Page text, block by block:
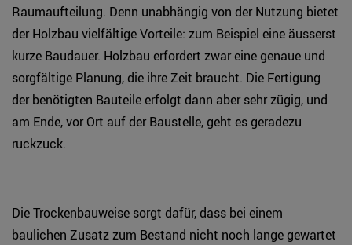
Raumaufteilung. Denn unabhängig von der Nutzung bietet
der Holzbau vielfältige Vorteile: zum Beispiel eine äusserst
kurze Baudauer. Holzbau erfordert zwar eine genaue und
sorgfältige Planung, die ihre Zeit braucht. Die Fertigung
der benötigten Bauteile erfolgt dann aber sehr zügig, und
am Ende, vor Ort auf der Baustelle, geht es geradezu
ruckzuck.
Die Trockenbauweise sorgt dafür, dass bei einem
baulichen Zusatz zum Bestand nicht noch lange gewartet